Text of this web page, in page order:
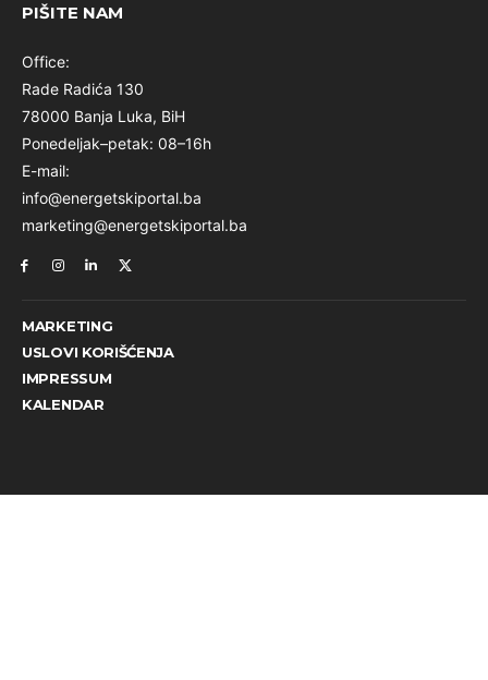
PIŠITE NAM
Office:
Rade Radića 130
78000 Banja Luka, BiH
Ponedeljak–petak: 08–16h
E-mail:
info@energetskiportal.ba
marketing@energetskiportal.ba
MARKETING
USLOVI KORIŠĆENJA
IMPRESSUM
KALENDAR